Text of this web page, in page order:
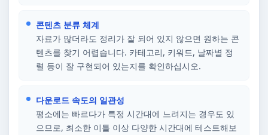
콘텐츠 분류 체계
자료가 많더라도 정리가 잘 되어 있지 않으면 원하는 콘
텐츠를 찾기 어렵습니다. 카테고리, 키워드, 날짜별 정
렬 등이 잘 구현되어 있는지를 확인하십시오.
다운로드 속도의 일관성
평소에는 빠르다가 특정 시간대에 느려지는 경우도 있
으므로, 최소한 이틀 이상 다양한 시간대에 테스트해보